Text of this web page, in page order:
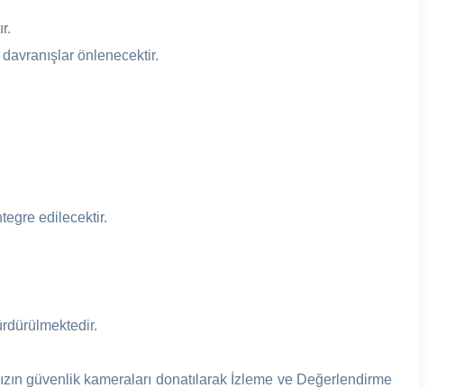
önlenecektir.
edilecektir.
güvenlik kameraları donatılarak İzleme ve Değerlendirme